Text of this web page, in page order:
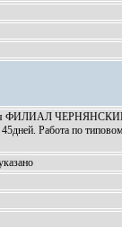
для ФИЛИАЛ
Работа по